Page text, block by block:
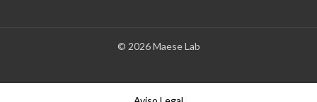
© 2026 Maese Lab